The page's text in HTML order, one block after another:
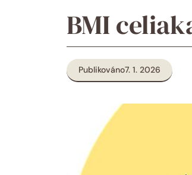
BMI
Publikováno7. 1. 2026